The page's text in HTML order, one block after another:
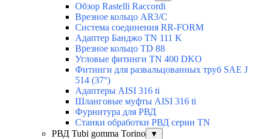
Обзор Rastelli Raccordi
Врезное кольцо AR3/C
Система соединения RR-FORM
Адаптер Банджо TN 111 K
Врезное кольцо TD 88
Угловые фитинги TN 400 DKO
Фитинги для развальцованных труб SAE J
514 (37°)
Адаптеры AISI 316 ti
Шланговые муфты AISI 316 ti
Фурнитура для РВД
Станки обработки РВД серии TN
РВД Tubi gomma Torino
▼